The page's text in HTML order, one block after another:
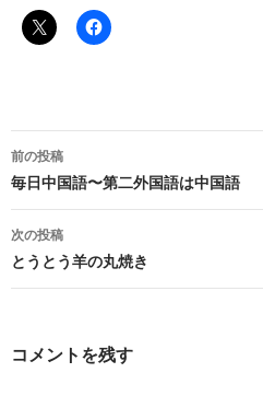
投
稿
ナ
ビ
ゲ
前の投稿
毎日中国語〜第二外国語は中国語
次の投稿
とうとう羊の丸焼き
コメントを残す